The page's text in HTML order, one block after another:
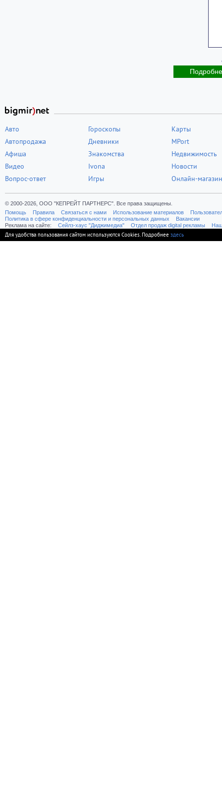
Авто
Автопродажа
Афиша
Видео
Вопрос-ответ
Гороскопы
Дневники
Знакомства
Ivona
Игры
Карты
MPort
Недвижимость
Новости
Онлайн-магазин
© 2000-2026, ООО "КЕПРЕЙТ ПАРТНЕРС". Все права защищены.
Помощь
Правила Связаться с нами Использование материалов
Политика в сфере конфиденциальности и персональных данных
Вакансии
Реклама на сайте:
Cейлз-хаус "Диджимедиа" Отдел продаж digital рекламы
Для удобства пользования сайтом используются Cookies. Подробнее здесь